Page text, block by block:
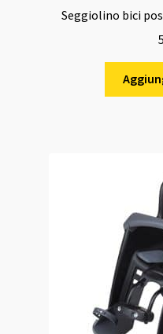
Seggiolino bici